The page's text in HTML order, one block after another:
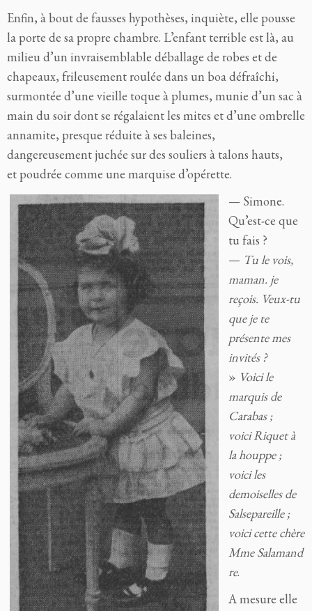
Enfin, à bout de fausses hypothèses, inquiète, elle pousse
la porte de sa propre chambre. L’enfant terrible est là, au
milieu d’un invraisemblable déballage de robes et de
chapeaux, frileusement roulée dans un boa défraîchi,
surmontée d’une vieille toque à plumes, munie d’un sac à
main du soir dont se régalaient les mites et d’une ombrelle
annamite, presque réduite à ses baleines,
dangereusement juchée sur des souliers à talons hauts,
et poudrée comme une marquise d’opérette.
— Simone.
Qu’est-ce que
tu fais ?
— Tu le vois,
maman. je
reçois. Veux-tu
que je te
présente mes
invités ?
» Voici le
marquis de
Carabas ;
voici Riquet à
la houppe ;
voici les
demoiselles de
Salsepareille ;
voici cette chère
Mme Salamand
re.
A mesure elle